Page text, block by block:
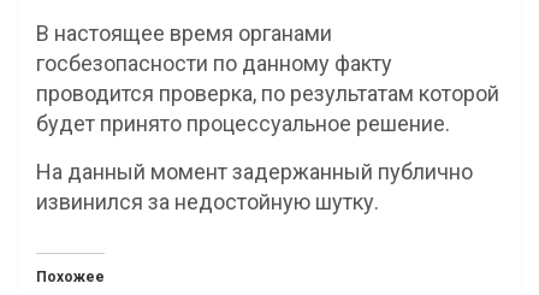
В настоящее время органами
госбезопасности по данному факту
проводится проверка, по результатам которой
будет принято процессуальное решение.
На данный момент задержанный публично
извинился за недостойную шутку.
Похожее